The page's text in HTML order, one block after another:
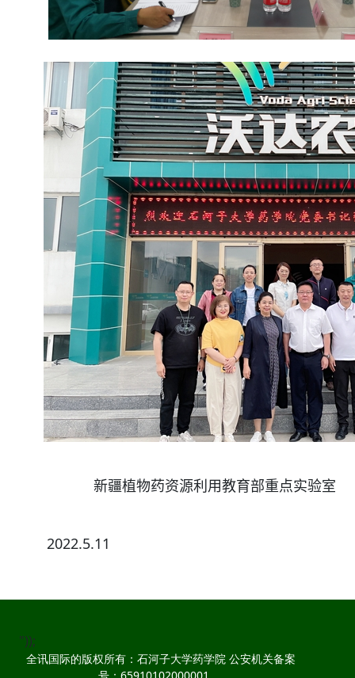
新疆植物药资源利用教育部重点实验室
2022.5.11
"));
全讯国际的版权所有：石河子大学药学院 公安机关备案